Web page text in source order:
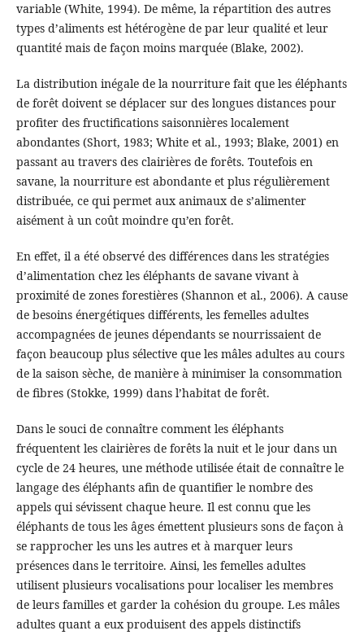
variable (White, 1994). De même, la répartition des autres
types d’aliments est hétérogène de par leur qualité et leur
quantité mais de façon moins marquée (Blake, 2002).
La distribution inégale de la nourriture fait que les éléphants
de forêt doivent se déplacer sur des longues distances pour
profiter des fructifications saisonnières localement
abondantes (Short, 1983; White et al., 1993; Blake, 2001) en
passant au travers des clairières de forêts. Toutefois en
savane, la nourriture est abondante et plus régulièrement
distribuée, ce qui permet aux animaux de s’alimenter
aisément à un coût moindre qu’en forêt.
En effet, il a été observé des différences dans les stratégies
d’alimentation chez les éléphants de savane vivant à
proximité de zones forestières (Shannon et al., 2006). A cause
de besoins énergétiques différents, les femelles adultes
accompagnées de jeunes dépendants se nourrissaient de
façon beaucoup plus sélective que les mâles adultes au cours
de la saison sèche, de manière à minimiser la consommation
de fibres (Stokke, 1999) dans l’habitat de forêt.
Dans le souci de connaître comment les éléphants
fréquentent les clairières de forêts la nuit et le jour dans un
cycle de 24 heures, une méthode utilisée était de connaître le
langage des éléphants afin de quantifier le nombre des
appels qui sévissent chaque heure. Il est connu que les
éléphants de tous les âges émettent plusieurs sons de façon à
se rapprocher les uns les autres et à marquer leurs
présences dans le territoire. Ainsi, les femelles adultes
utilisent plusieurs vocalisations pour localiser les membres
de leurs familles et garder la cohésion du groupe. Les mâles
adultes quant a eux produisent des appels distinctifs